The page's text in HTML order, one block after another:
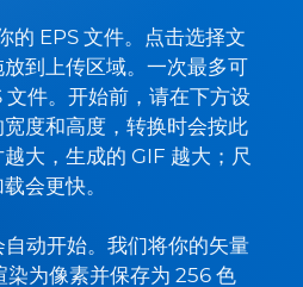
的 EPS 文件。点击选择文
到上传区域。一次最多可
文件。开始前，请在下方设
度和高度，转换时会按此
大，生成的 GIF 越大；尺
会更快。
自动开始。我们将你的矢量
染为像素并保存为 256 色